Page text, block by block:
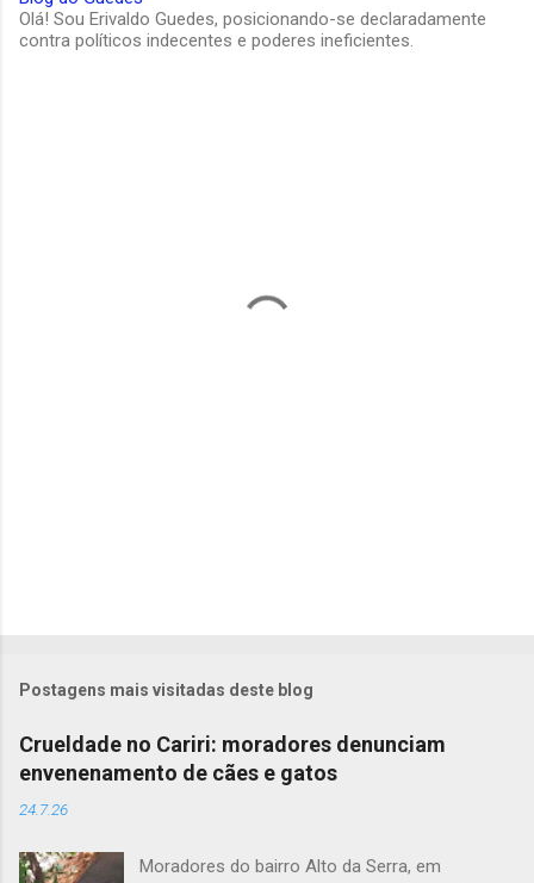
Olá! Sou Erivaldo Guedes, posicionando-se declaradamente
contra políticos indecentes e poderes ineficientes.
Postagens mais visitadas deste blog
Crueldade no Cariri: moradores denunciam
envenenamento de cães e gatos
24.7.26
Moradores do bairro Alto da Serra, em